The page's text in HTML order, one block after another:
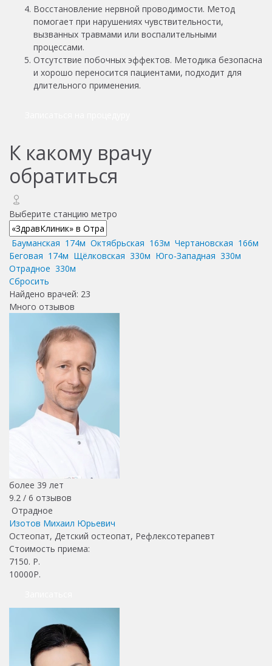
Восстановление нервной проводимости. Метод
помогает при нарушениях чувствительности,
вызванных травмами или воспалительными
процессами.
Отсутствие побочных эффектов. Методика безопасна
и хорошо переносится пациентами, подходит для
длительного применения.
К какому врачу
обратиться
Выберите станцию метро
Бауманская 174м Октябрьская 163м Чертановская 166м
Беговая 174м Щёлковская 330м Юго-Западная 330м
Отрадное 330м
Сбросить
Найдено врачей: 23
Много отзывов
более 39 лет
9.2 / 6 отзывов
Отрадное
Изотов Михаил Юрьевич
Остеопат, Детский остеопат, Рефлексотерапевт
Стоимость приема:
7150. Р.
10000Р.